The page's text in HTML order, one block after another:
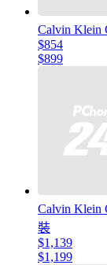
Calvin Klein
$854
$899
Calvin Klein
裝
$1,139
$1,199